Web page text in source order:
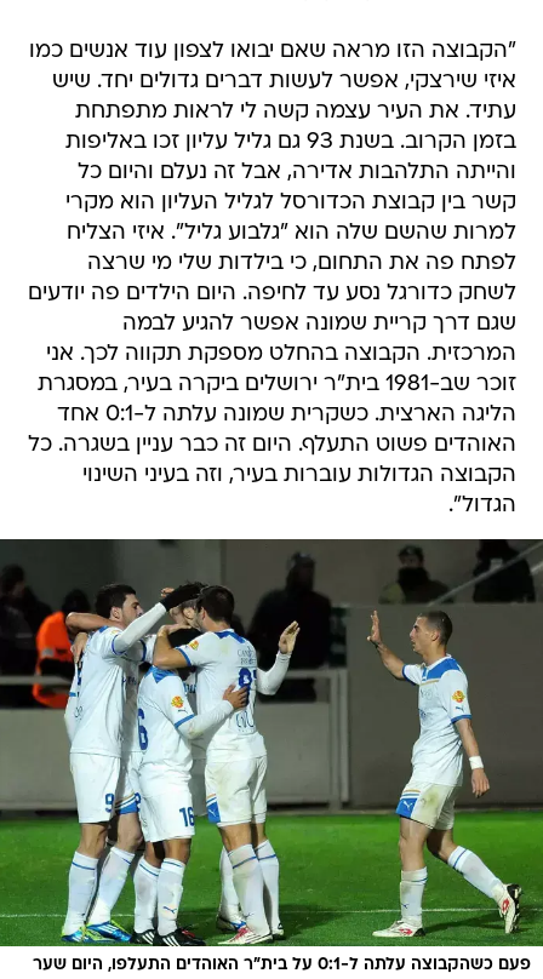
"הקבוצה הזו מראה שאם יבואו לצפון עוד אנשים כמו
איזי שירצקי, אפשר לעשות דברים גדולים יחד. שיש
עתיד. את העיר עצמה קשה לי לראות מתפתחת
בזמן הקרוב. בשנת 93 גם גליל עליון זכו באליפות
והייתה התלהבות אדירה, אבל זה נעלם והיום כל
קשר בין קבוצת הכדורסל לגליל העליון הוא מקרי
למרות שהשם שלה הוא "גלבוע גליל". איזי הצליח
לפתח פה את התחום, כי בילדות שלי מי שרצה
לשחק כדורגל נסע עד לחיפה. היום הילדים פה יודעים
שגם דרך קריית שמונה אפשר להגיע לבמה
המרכזית. הקבוצה בהחלט מספקת תקווה לכך. אני
זוכר שב-1981 בית"ר ירושלים ביקרה בעיר, במסגרת
הליגה הארצית. כשקרית שמונה עלתה ל-0:1 אחד
האוהדים פשוט התעלף. היום זה כבר עניין בשגרה. כל
הקבוצה הגדולות עוברות בעיר, וזה בעיני השינוי
הגדול".
פעם כשהקבוצה עלתה ל-0:1 על בית"ר האוהדים התעלפו, היום שער